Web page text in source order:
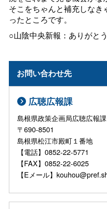
そこをちゃんと補充しな
ったところです。
○山陰中央新報：ありがと
お問い合わせ先
広聴広報課
島根県政策企画局広聴広報課
〒690-8501
島根県松江市殿町１番
【電話】0852-22-5771
【FAX】0852-22-6025
【Eメール】